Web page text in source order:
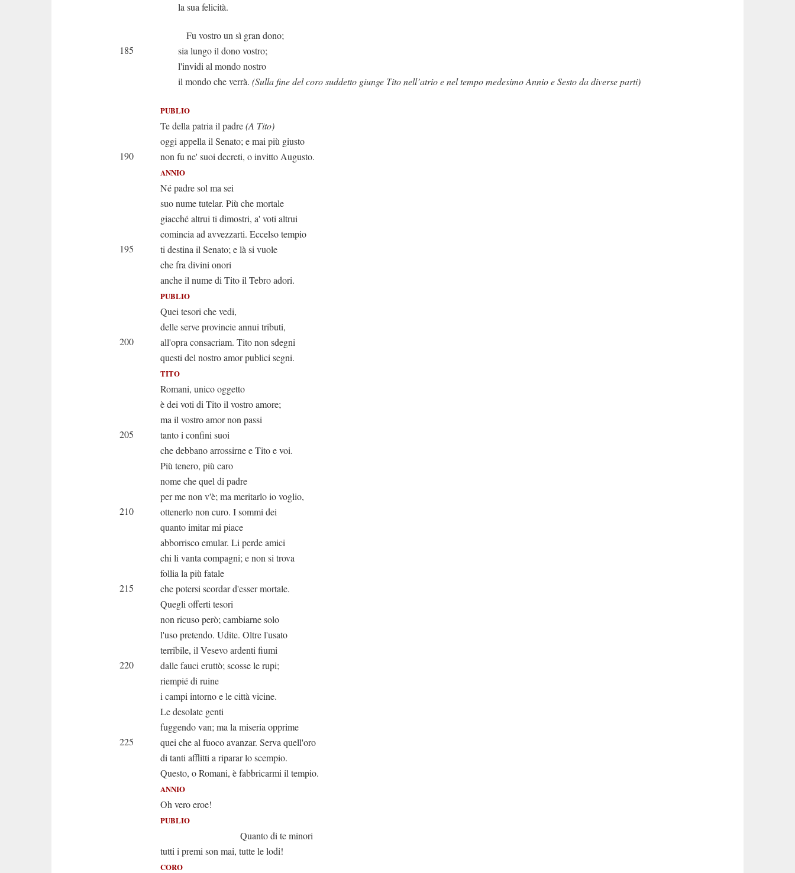
la sua felicità.
Fu vostro un sì gran dono;
185
sia lungo il dono vostro;
l'invidi al mondo nostro
il mondo che verrà. (Sulla fine del coro suddetto giunge Tito nell’atrio e nel tempo medesimo Annio e Sesto da diverse parti)
PUBLIO
Te della patria il padre(A Tito)
oggi appella il Senato; e mai più giusto
190
non fu ne' suoi decreti, o invitto Augusto.
ANNIO
Né padre sol ma sei
suo nume tutelar. Più che mortale
giacché altrui ti dimostri, a' voti altrui
comincia ad avvezzarti. Eccelso tempio
195
ti destina il Senato; e là si vuole
che fra divini onori
anche il nume di Tito il Tebro adori.
PUBLIO
Quei tesori che vedi,
delle serve provincie annui tributi,
200
all'opra consacriam. Tito non sdegni
questi del nostro amor publici segni.
TITO
Romani, unico oggetto
è dei voti di Tito il vostro amore;
ma il vostro amor non passi
205
tanto i confini suoi
che debbano arrossirne e Tito e voi.
Più tenero, più caro
nome che quel di padre
per me non v'è; ma meritarlo io voglio,
210
ottenerlo non curo. I sommi dei
quanto imitar mi piace
abborrisco emular. Li perde amici
chi li vanta compagni; e non si trova
follia la più fatale
215
che potersi scordar d'esser mortale.
Quegli offerti tesori
non ricuso però; cambiarne solo
l'uso pretendo. Udite. Oltre l'usato
terribile, il Vesevo ardenti fiumi
220
dalle fauci eruttò; scosse le rupi;
riempié di ruine
i campi intorno e le città vicine.
Le desolate genti
fuggendo van; ma la miseria opprime
225
quei che al fuoco avanzar. Serva quell'oro
di tanti afflitti a riparar lo scempio.
Questo, o Romani, è fabbricarmi il tempio.
ANNIO
Oh vero eroe!
PUBLIO
Quanto di te minori
tutti i premi son mai, tutte le lodi!
CORO